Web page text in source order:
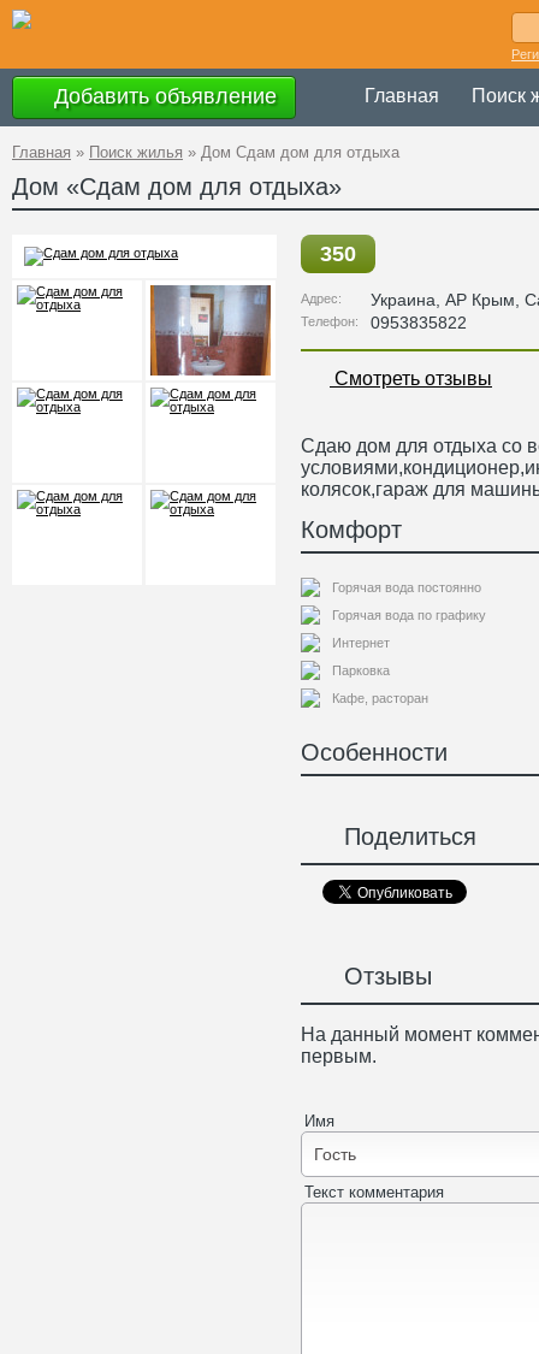
Добавить объявление Главная Поиск
Главная » Поиск жилья » Дом Сдам дом для отдыха
Дом «Сдам дом для отдыха»
350
Адрес: Украина АР Крым ,
Телефон: 0953835822
Смотреть отзывы
Сдаю дом для отдыха со
колясок,гараж для
Комфорт
Горячая вода постоянно
Горячая вода по графику
Интернет
Парковка
Кафе, расторан
Особенности
Поделиться
Отзывы
На данный момент
первым.
Имя
Текст комментария